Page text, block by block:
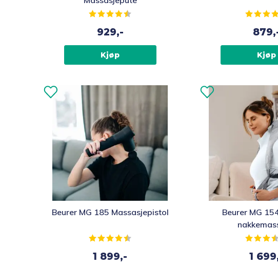
Karakter:
929,-
Kjøp
Karakter:
Kjøp
Beurer MG 185 Massasjepistol
Karakter:
1 899,-
Beurer MG
Karakter:
1